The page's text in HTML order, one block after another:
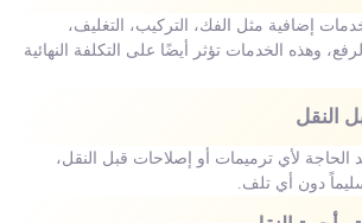
إضافية مثل الفك، التركيب، التغليف،
وهذه الخدمات تؤثر أيضًا على التكلفة النهائية
الحاجة لأي ترميمات أو إصلاحات قبل النقل،
دون أي تلف.